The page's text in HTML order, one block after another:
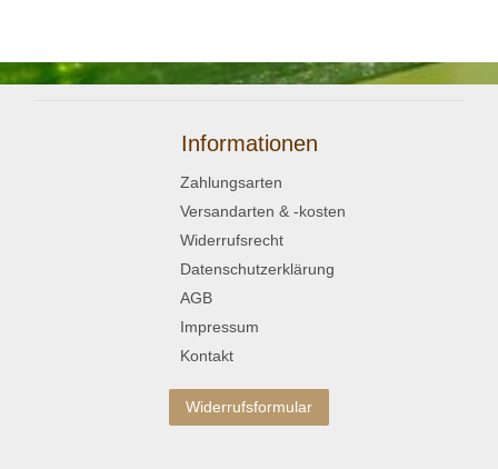
Informationen
Zahlungsarten
Versandarten & -kosten
Widerrufsrecht
Datenschutzerklärung
AGB
Impressum
Kontakt
Widerrufsformular